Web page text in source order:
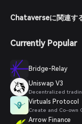
Chataverseに関連す
Currently Popular
Bridge-Relay
Uniswap V3
Decentralized
Virtuals Protocol
Create and Co-own
Arrow Finance